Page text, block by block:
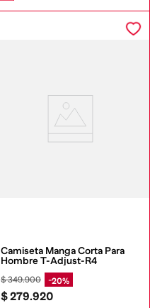
Camiseta Manga Corta Para
Hombre T-Adjust-R4
$349.900 20%
$279.920